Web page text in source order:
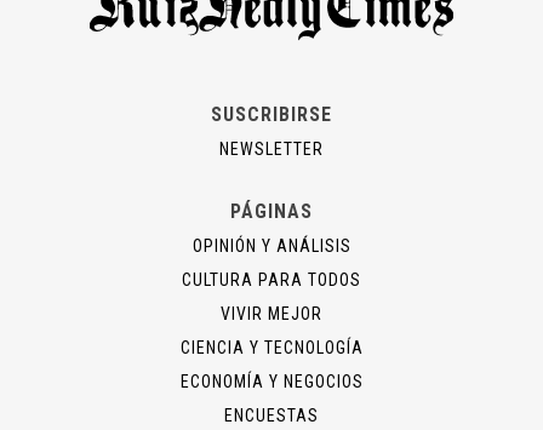
SUSCRIBIRSE
NEWSLETTER
PÁGINAS
OPINIÓN Y ANÁLISIS
CULTURA PARA TODOS
VIVIR MEJOR
CIENCIA Y TECNOLOGÍA
ECONOMÍA Y NEGOCIOS
ENCUESTAS